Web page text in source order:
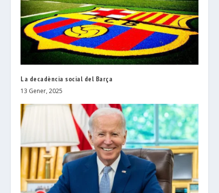
La decadència social del Barça
13 Gener, 2025